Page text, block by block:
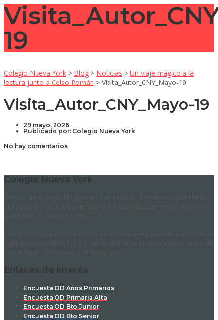
19
Colegio Nueva York > Blog > Noticias > Un viaje mágico a la
lectura junto a Celso Román > Visita_Autor_CNY_Mayo-19
Visita_Autor_CNY_Mayo-19
29 mayo, 2026
Publicado por: Colegio Nueva York
No hay comentarios
Colegio Nueva York
Enlaces de interés
Encuesta OD Años Primarios
Encuesta OD Primaria Alta
Encuesta OD Bto Junior
Encuesta OD Bto Senior